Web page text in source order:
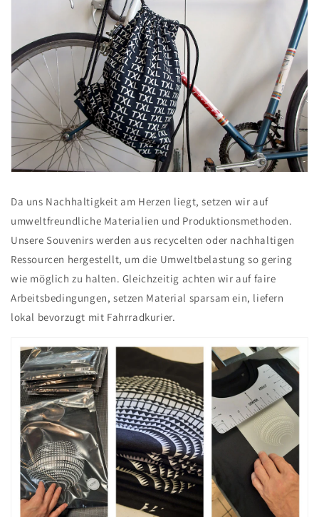
Da uns Nachhaltigkeit am Herzen liegt, setzen wir auf
umweltfreundliche Materialien und Produktionsmethoden.
Unsere Souvenirs werden aus recycelten oder nachhaltigen
Ressourcen hergestellt, um die Umweltbelastung so gering
wie möglich zu halten. Gleichzeitig achten wir auf faire
Arbeitsbedingungen, setzen Material sparsam ein, liefern
lokal bevorzugt mit Fahrradkurier.